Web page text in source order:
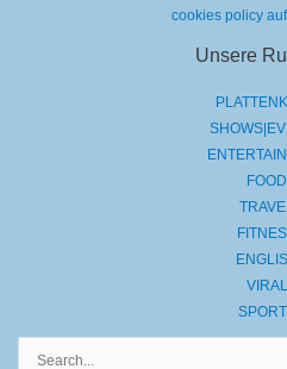
cookies policy
Unsere
FOOD
TRAVEL
VIRAL